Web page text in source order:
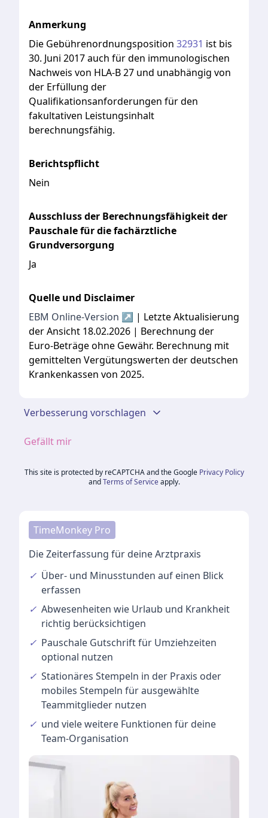
Anmerkung
Die Gebührenordnungsposition 32931 ist bis
30. Juni 2017auch fürden immunologischen
Nachweis von HLA-B27 und unabhängig von
der Erfüllung der
Qualifikationsanforderungen fürden
fakultativen Leistungsinhalt
berechnungsfähig.
Berichtspflicht
Nein
Ausschluss der Berechnungsfähigkeit der
Pauschale für die fachärztliche
Grundversorgung
Ja
Quelle und Disclaimer
EBM Online-Version ↗ | Letzte Aktualisierung
der Ansicht 18.02.2026 | Berechnung der
Euro-Beträge ohne Gewähr. Berechnung mit
gemittelten Vergütungswerten der deutschen
Krankenkassen von 2025.
Verbesserung vorschlagen
Gefällt mir
This site is protected by reCAPTCHA and the Google Privacy Policy
and Terms of Service apply.
TimeMonkey Pro
Die Zeiterfassung für deine Arztpraxis
✓ Über- und Minusstunden auf einen Blick
erfassen
✓ Abwesenheiten wie Urlaub und Krankheit
richtig berücksichtigen
✓ Pauschale Gutschriftfür Umziehzeiten
optional nutzen
✓ Stationäres Stempeln in der Praxis oder
mobiles Stempeln für ausgewählte
Teammitglieder nutzen
✓ und vieleweitere Funktionen für deine
Team-Organisation